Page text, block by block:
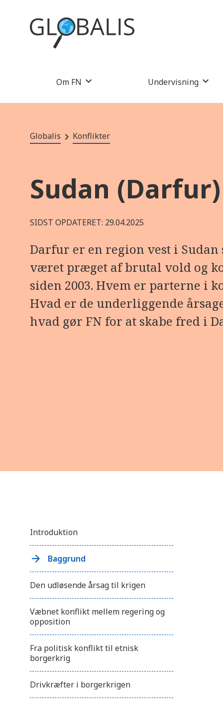
Om FN Undervisning
Globalis Konflikter
Sudan (Darfur)
SIDST OPDATERET: 29.04.2025
Darfur er en region vest i Sudan
været præget af brutal vold og
siden 2003. Hvem er parterne i
Hvad er de underliggende
hvad gør FN for at skabe fred i
Introduktion
Baggrund
Den udløsende årsag til krigen
Væbnet konflikt mellem regering og
opposition
Fra politisk konflikt til etnisk
borgerkrig
Drivkræfter i borgerkrigen